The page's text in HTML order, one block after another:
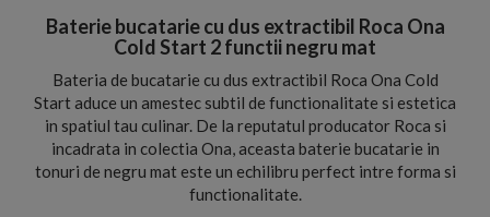
Baterie bucatarie cu dus extractibil Roca Ona
Cold Start 2 functii negru mat
Bateria de bucatarie cu dus extractibil Roca Ona Cold
Start aduce un amestec subtil de functionalitate si estetica
in spatiul tau culinar. De la reputatul producator Roca si
incadrata in colectia Ona, aceasta baterie bucatarie in
tonuri de negru mat este un echilibru perfect intre forma si
functionalitate.